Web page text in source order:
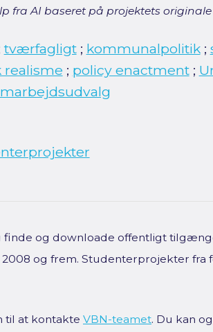
fra AI baseret på projektets
tværfagligt; kommunalpolitik;
realisme ; policy enactment;
finde og downloade offentligt
og frem. Studenterprojekter fra
til at kontakte VBN-teamet. Du kan